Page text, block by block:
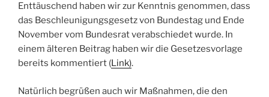
Enttäuschend haben wir zur Kenntnis genommen, dass
das Beschleunigungsgesetz von Bundestag und Ende
November vom Bundesrat verabschiedet wurde. In
einem älteren Beitrag haben wir die Gesetzesvorlage
bereits kommentiert (Link).
Natürlich begrüßen auch wir Maßnahmen, die den